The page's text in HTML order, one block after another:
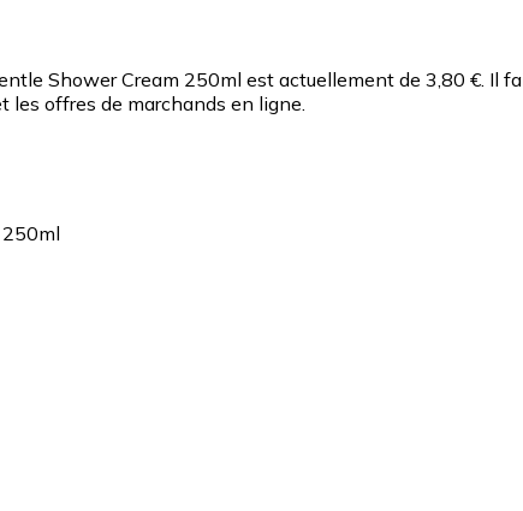
Shower Cream 250ml est actuellement de 3,80 €. Il
les offres de marchands en ligne.